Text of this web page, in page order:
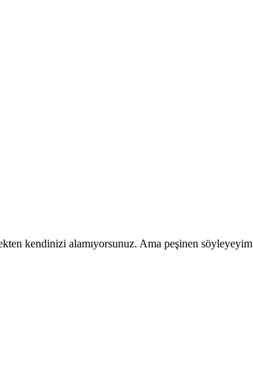
kendinizi alamıyorsunuz. Ama peşinen